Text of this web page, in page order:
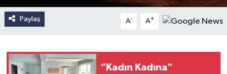
Paylaş A- A+
“Kadın Kadına”